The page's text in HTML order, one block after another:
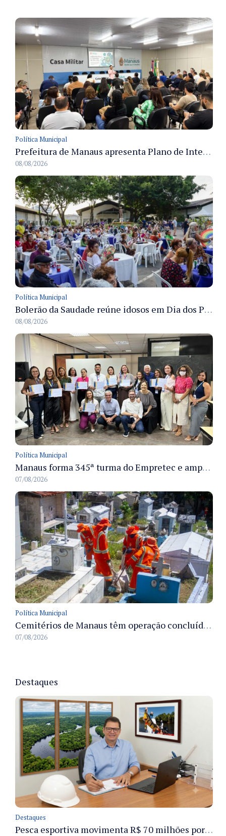
Política Municipal
Prefeitura de Manaus apresenta Plano de Integridade da CGM e qualifica servidores para governança e conformidade no biênio 2027-2028
08/08/2026
Política Municipal
Bolerão da Saudade reúne idosos em Dia dos Pais promovido pela Fundação Dr. Thomas em Manaus
08/08/2026
Política Municipal
Manaus forma 345ª turma do Empretec e amplia qualificação de empreendedores na cidade
07/08/2026
Política Municipal
Cemitérios de Manaus têm operação concluída e estrutura pronta para receber famílias no Dia dos Pais
07/08/2026
Destaques
Destaques
Pesca esportiva movimenta R$ 70 milhões por ano e ganha espaço na economia sustentável do Amazonas